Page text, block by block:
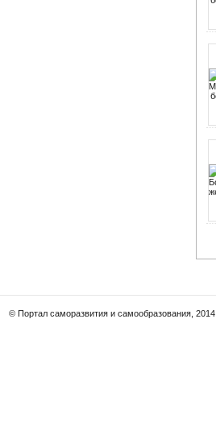
© Портал саморазвития и самообразования, 2014